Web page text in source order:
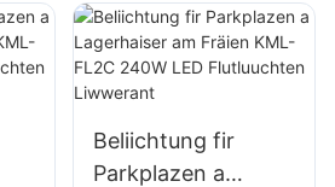
Outdoor Mauer- a
Beräichbeliichtung
Beliichtung fir
Parkplazen a